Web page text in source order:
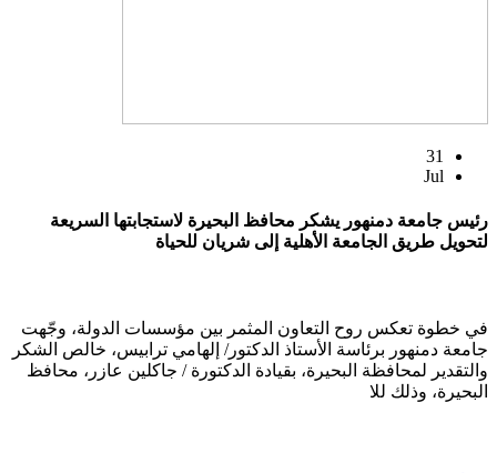
31
Jul
رئيس جامعة دمنهور يشكر محافظ البحيرة لاستجابتها السريعة
لتحويل طريق الجامعة الأهلية إلى شريان للحياة
في خطوة تعكس روح التعاون المثمر بين مؤسسات الدولة، وجّهت
جامعة دمنهور برئاسة الأستاذ الدكتور/ إلهامي ترابيس، خالص الشكر
والتقدير لمحافظة البحيرة، بقيادة الدكتورة / جاكلين عازر، محافظ
البحيرة، وذلك للا